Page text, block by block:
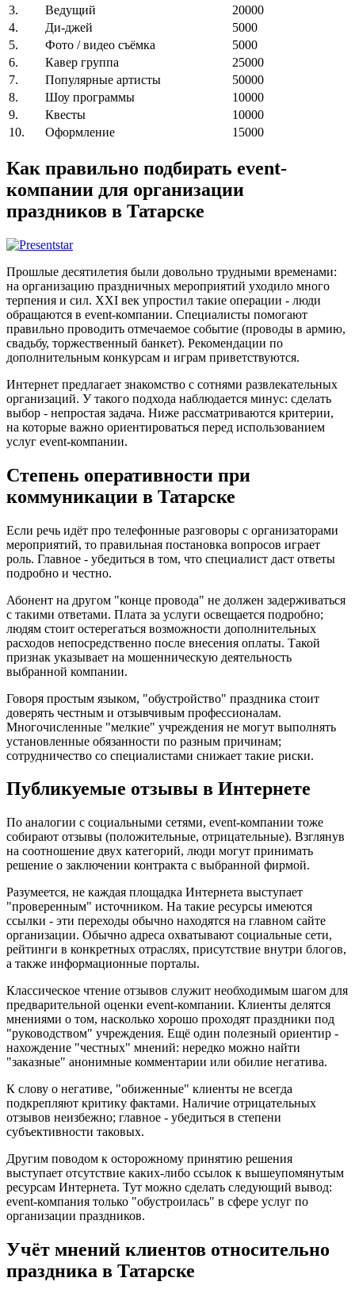
3.
Ведущий
20000
4.
Ди-джей
5000
5.
Фото / видео съёмка
5000
6.
Кавер группа
25000
7.
Популярные артисты
50000
8.
Шоу программы
10000
9.
Квесты
10000
10.
Оформление 15000
Как правильно подбирать event-
компании для организации
праздников в Татарске
Прошлые десятилетия были довольно трудными временами:
на организацию праздничных мероприятий уходило много
терпения и сил. XXI век упростил такие операции - люди
обращаются в event-компании. Специалисты помогают
правильно проводить отмечаемое событие (проводы в армию,
свадьбу, торжественный банкет). Рекомендации по
дополнительным конкурсам и играм приветствуются.
Интернет предлагает знакомство с сотнями развлекательных
организаций. У такого подхода наблюдается минус: сделать
выбор - непростая задача. Ниже рассматриваются критерии,
на которые важно ориентироваться перед использованием
услуг event-компании.
Степень оперативности при
коммуникации в Татарске
Если речь идёт про телефонные разговоры с организаторами
мероприятий, то правильная постановка вопросов играет
роль. Главное - убедиться в том, что специалист даст ответы
подробно и честно.
Абонент на другом "конце провода" не должен задерживаться
с такими ответами. Плата за услуги освещается подробно;
людям стоит остерегаться возможности дополнительных
расходов непосредственно после внесения оплаты. Такой
признак указывает на мошенническую деятельность
выбранной компании.
Говоря простым языком, "обустройство" праздника стоит
доверять честным и отзывчивым профессионалам.
Многочисленные "мелкие" учреждения не могут выполнять
установленные обязанности по разным причинам;
сотрудничество со специалистами снижает такие риски.
Публикуемые отзывы в Интернете
По аналогии с социальными сетями, event-компании тоже
собирают отзывы (положительные, отрицательные). Взглянув
на соотношение двух категорий, люди могут принимать
решение о заключении контракта с выбранной фирмой.
Разумеется, не каждая площадка Интернета выступает
"проверенным" источником. На такие ресурсы имеются
ссылки - эти переходы обычно находятся на главном сайте
организации. Обычно адреса охватывают социальные сети,
рейтинги в конкретных отраслях, присутствие внутри блогов,
а также информационные порталы.
Классическое чтение отзывов служит необходимым шагом для
предварительной оценки event-компании. Клиенты делятся
мнениями о том, насколько хорошо проходят праздники под
"руководством" учреждения. Ещё один полезный ориентир -
нахождение "честных" мнений: нередко можно найти
"заказные" анонимные комментарии или обилие негатива.
К слову о негативе, "обиженные" клиенты не всегда
подкрепляют критику фактами. Наличие отрицательных
отзывов неизбежно; главное - убедиться в степени
субъективности таковых.
Другим поводом к осторожному принятию решения
выступает отсутствие каких-либо ссылок к вышеупомянутым
ресурсам Интернета. Тут можно сделать следующий вывод:
event-компания только "обустроилась" в сфере услуг по
организации праздников.
Учёт мнений клиентов относительно
праздника в Татарске